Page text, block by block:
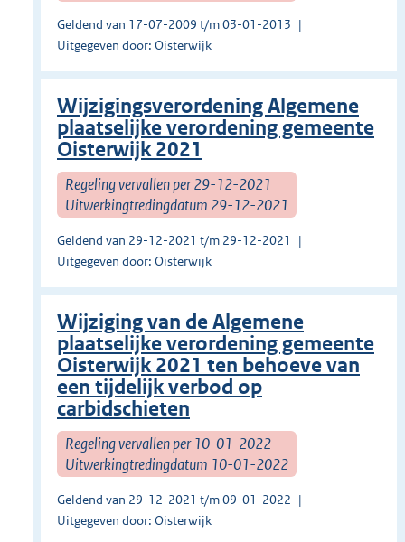
Geldend van 17-07-2009 t/m 03-01-2013
Uitgegeven door: Oisterwijk
Wijzigingsverordening Algemene
plaatselijke verordening gemeente
Oisterwijk 2021
Regeling vervallen per 29-12-2021
Uitwerkingtredingdatum 29-12-2021
Geldend van 29-12-2021 t/m 29-12-2021
Uitgegeven door: Oisterwijk
Wijziging van de Algemene
plaatselijke verordening gemeente
Oisterwijk 2021 ten behoeve van
een tijdelijk verbod op
carbidschieten
Regeling vervallen per 10-01-2022
Uitwerkingtredingdatum 10-01-2022
Geldend van 29-12-2021 t/m 09-01-2022
Uitgegeven door: Oisterwijk